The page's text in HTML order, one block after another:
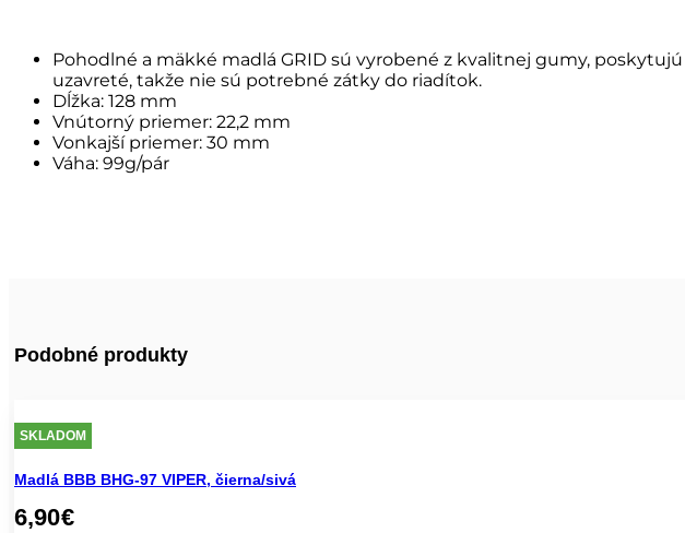
Pohodlné a mäkké madlá GRID sú vyrobené z kvalitnej gumy,
uzavreté, takže nie sú potrebné zátky do riadítok.
Dĺžka: 128 mm
Vnútorný priemer: 22,2 mm
Vonkajší priemer: 30 mm
Váha: 99g/pár
Podobné produkty
SKLADOM
Madlá BBB BHG-97 VIPER, čierna/sivá
6,90€